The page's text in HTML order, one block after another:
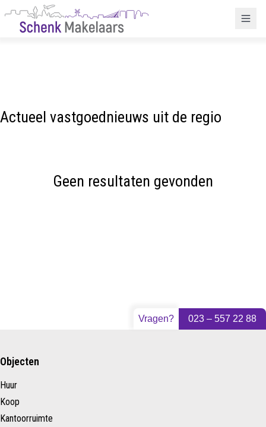
Actueel vastgoednieuws uit de regio
Geen resultaten gevonden
Vragen? 023 – 557 22 88
Objecten
Huur
Koop
Kantoorruimte